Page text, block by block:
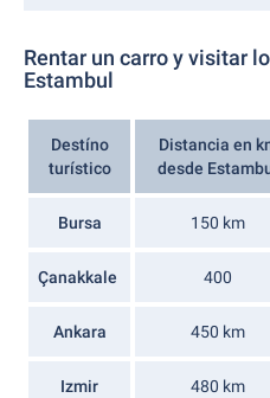
Rentar un carro y visitar
Estambul
Destíno
turístico
Distancia en
desde
Bursa 150 km
Çanakkale 400
Ankara 450 km
Izmir 480 km